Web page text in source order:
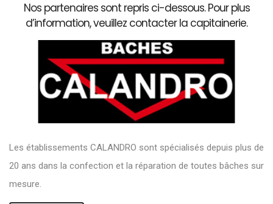
Nos partenaires sont repris ci-dessous. Pour plus
d’information, veuillez contacter la capitainerie.
Les établissements CALANDRO sont spécialisés depuis plus de
20 ans dans la confection et la réparation de toutes bâches sur
mesure.